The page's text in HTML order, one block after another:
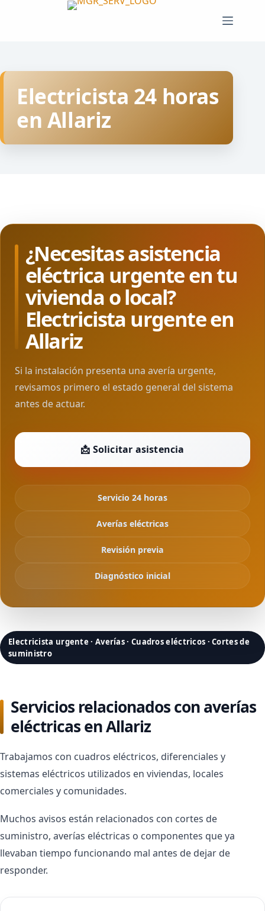
Electricista 24 horas
en Allariz
¿Necesitas asistencia
eléctrica urgente en tu
vivienda o local?
Electricista urgente en
Allariz
Si la instalación presenta una avería urgente,
revisamos primero el estado general del sistema
antes de actuar.
📩 Solicitar asistencia
Servicio 24 horas
Averías eléctricas
Revisión previa
Diagnóstico inicial
Electricista urgente · Averías · Cuadros eléctricos · Cortes de
suministro
Servicios relacionados con averías
eléctricas en Allariz
Trabajamos con cuadros eléctricos, diferenciales y
sistemas eléctricos utilizados en viviendas, locales
comerciales y comunidades.
Muchos avisos están relacionados con cortes de
suministro, averías eléctricas o componentes que ya
llevaban tiempo funcionando mal antes de dejar de
responder.